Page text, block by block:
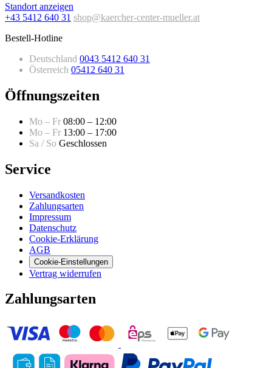
Standort anzeigen
+43 5412 640 31 shop@kaercher-center-mueller.at
Bestell-Hotline
Deutschland 0043 5412 640 31
Österreich 05412 640 31
Öffnungszeiten
Mo – Fr 08:00 – 12:00
Mo – Fr 13:00 – 17:00
Sa / So Geschlossen
Service
Versandkosten
Zahlungsarten
Impressum
Datenschutz
Cookie-Erklärung
AGB
Cookie-Einstellungen
Vertrag widerrufen
Zahlungsarten